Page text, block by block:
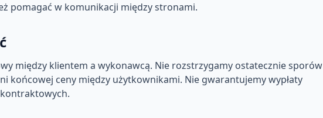
pomagać w komunikacji między stronami.
między klientem a wykonawcą. Nie rozstrzygamy ostatecznie sporów
końcowej ceny między użytkownikami. Nie gwarantujemy wypłaty